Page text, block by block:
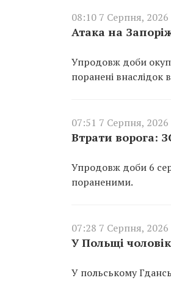
08:10 7 Серпня, 2026
Атака на
Упродовж доби
поранені внаслідок
07:51 7 Серпня, 2026
Втрати ворога:
Упродовж доби 6
пораненими.
07:28 7 Серпня, 2026
У Польщі
У польському